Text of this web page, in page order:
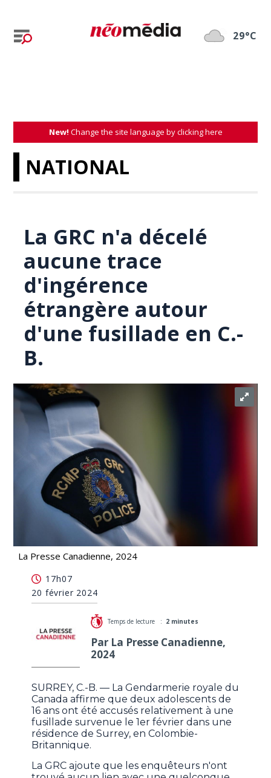
29°C
New! Change the site language by clicking here
NATIONAL
La GRC n'a décelé
aucune trace
d'ingérence
étrangère autour
d'une fusillade en C.-
B.
La Presse Canadienne, 2024
étrangère autour d'une fusillade en C.-B.
17h07
20 février 2024
Temps de lecture : 2 minutes
Par La Presse Canadienne,
2024
SURREY, C.-B. — La Gendarmerie royale du
Canada affirme que deux adolescents de
16 ans ont été accusés relativement à une
fusillade survenue le 1er février dans une
résidence de Surrey, en Colombie-
Britannique.
La GRC ajoute que les enquêteurs n'ont